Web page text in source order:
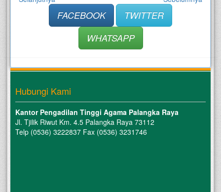
FACEBOOK
TWITTER
WHATSAPP
Hubungi Kami
Kantor Pengadilan Tinggi Agama Palangka Raya
Jl. Tjilik Riwut Km. 4.5 Palangka Raya 73112
Telp (0536) 3222837 Fax (0536) 3231746